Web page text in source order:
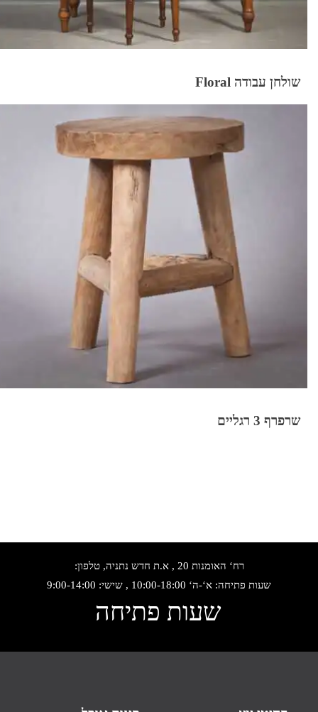
שולחן עבודה Floral
שרפרף 3 רגליים
רח‘ האומנות 20 , א.ת חדש נתניה, טלפון:
שעות פתיחה: א‘-ה‘ 10:00-18:00 , שישי: 9:00-14:00
שעות פתיחה